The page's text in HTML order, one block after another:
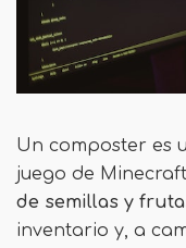
Un composter es
juego de
de semillas y
inventario y, a